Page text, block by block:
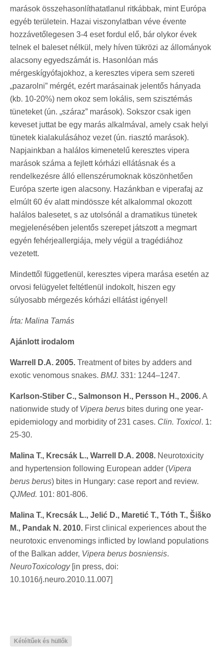
marások összehasonlíthatatlanul ritkábbak, mint Európa
egyéb területein. Hazai viszonylatban véve évente
hozzávetőlegesen 3-4 eset fordul elő, bár olykor évek
telnek el baleset nélkül, mely híven tükrözi az állományok
alacsony egyedszámát is. Hasonlóan más
mérgeskígyófajokhoz, a keresztes vipera sem szereti
„pazarolni” mérgét, ezért marásainak jelentős hányada
(kb. 10-20%) nem okoz sem lokális, sem szisztémás
tüneteket (ún. „száraz” marások). Sokszor csak igen
keveset juttat be egy marás alkalmával, amely csak helyi
tünetek kialakulásához vezet (ún. riasztó marások).
Napjainkban a halálos kimenetelű keresztes vipera
marások száma a fejlett kórházi ellátásnak és a
rendelkezésre álló ellenszérumoknak köszönhetően
Európa szerte igen alacsony. Hazánkban e viperafaj az
elmúlt 60 év alatt mindössze két alkalommal okozott
halálos balesetet, s az utolsónál a dramatikus tünetek
megjelenésében jelentős szerepet játszott a megmart
egyén fehérjeallergiája, mely végül a tragédiához
vezetett.
Mindettől függetlenül, keresztes vipera marása esetén az
orvosi felügyelet feltétlenül indokolt, hiszen egy
súlyosabb mérgezés kórházi ellátást igényel!
Írta: Malina Tamás
Ajánlott irodalom
Warrell D.A. 2005. Treatment of bites by adders and
exotic venomous snakes. BMJ. 331: 1244–1247.
Karlson-Stiber C., Salmonson H., Persson H., 2006.A
nationwide study of Vipera berus bites during one year-
epidemiology and morbidity of 231 cases. Clin. Toxicol. 1:
25-30.
Malina T., Krecsák L., Warrell D.A. 2008. Neurotoxicity
and hypertension following European adder (Vipera
berus berus) bites in Hungary: case report and review.
QJMed. 101: 801-806.
Malina T., Krecsák L., Jelić D., Maretić T., Tóth T., Šiško
M., Pandak N. 2010. First clinical experiences about the
neurotoxic envenomings inflicted by lowland populations
of the Balkan adder, Vipera berus bosniensis.
NeuroToxicology[in press, doi:
10.1016/j.neuro.2010.11.007]
Kétéltűek és hüllők